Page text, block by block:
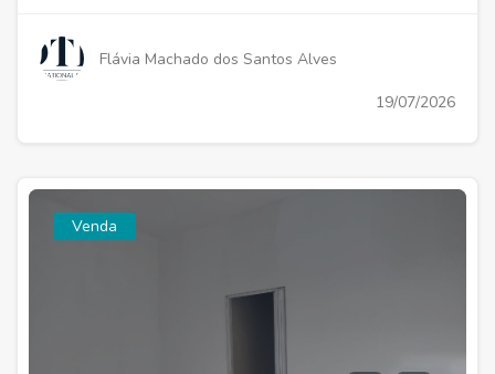
Flávia Machado dos Santos Alves
19/07/2026
Venda